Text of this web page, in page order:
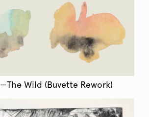
—The Wild (Buvette Rework)